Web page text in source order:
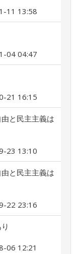
11 13:58
04 04:47
21 16:15
と民主主義は
23 13:10
と民主主義は
22 23:16
06 12:21